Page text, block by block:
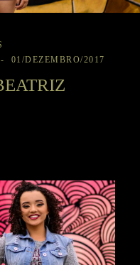
01/DEZEMBRO/2017